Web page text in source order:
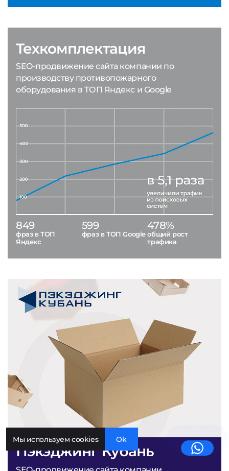
Пэкэджинг Кубань
Техкомплектация
SEO-продвижение сайта компании по
производству противопожарного
оборудования в ТОП Яндекс и Google
849
фраз в ТОП
Яндекс
599
фраз в ТОП Google
478%
общий рост
трафика
Мы используем cookies Ok